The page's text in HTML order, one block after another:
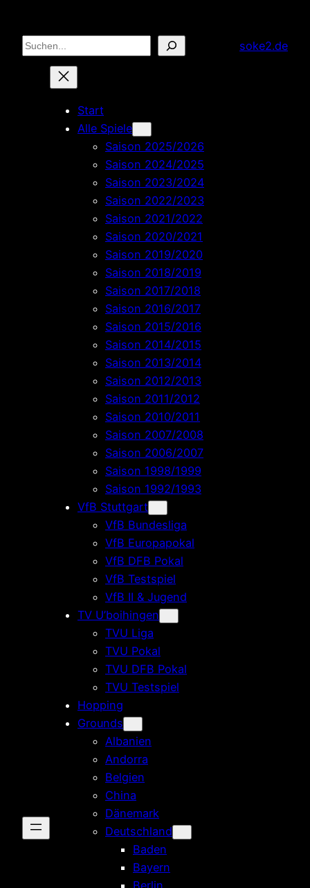
Inhalt
springen
Suchen soke2.de
Start
Alle Spiele
Saison 2025/2026
Saison 2024/2025
Saison 2023/2024
Saison 2022/2023
Saison 2021/2022
Saison 2020/2021
Saison 2019/2020
Saison 2018/2019
Saison 2017/2018
Saison 2016/2017
Saison 2015/2016
Saison 2014/2015
Saison 2013/2014
Saison 2012/2013
Saison 2011/2012
Saison 2010/2011
Saison 2007/2008
Saison 2006/2007
Saison 1998/1999
Saison 1992/1993
VfB Stuttgart
VfB Bundesliga
VfB Europapokal
VfB DFB Pokal
VfB Testspiel
VfB II & Jugend
TV U’boihingen
TVU Liga
TVU Pokal
TVU DFB Pokal
TVU Testspiel
Hopping
Grounds
Albanien
Andorra
Belgien
China
Dänemark
Deutschland
Baden
Bayern
Berlin